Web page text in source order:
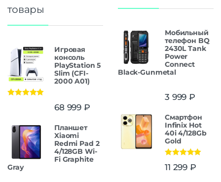
товары
Игровая
консоль
PlayStation 5
Slim (CFI-
2000 A01)
68 999 ₽
Планшет
Xiaomi
Redmi Pad 2
4/128GB Wi-
Fi Graphite
Gray
Мобильный
телефон BQ
2430L Tank
Power
Connect
Black-Gunmetal
3 999 ₽
Смартфон
Infinix Hot
40i 4/128Gb
Gold
из 5
11 299 ₽